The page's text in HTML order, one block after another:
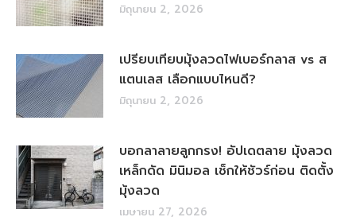
มิถุนายน 2, 2026
เปรียบเทียบมุ้งลวดไฟเบอร์กลาส vs ส
แตนเลส เลือกแบบไหนดี?
มิถุนายน 2, 2026
บอกลาลายลูกกรง! อัปเดตลาย มุ้งลวด
เหล็กดัด มินิมอล เช็กให้ชัวร์ก่อน ติดตั้ง
มุ้งลวด
เมษายน 27, 2026